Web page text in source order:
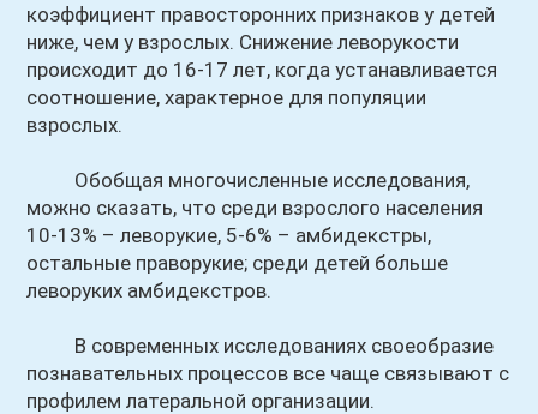
коэффициент правосторонних признаков у детей
ниже, чем у взрослых. Снижение леворукости
происходит до 16-17 лет, когда устанавливается
соотношение, характерное для популяции
взрослых.
Обобщая многочисленные исследования,
можно сказать, что среди взрослого населения
10-13% – леворукие, 5-6% – амбидекстры,
остальные праворукие; среди детей больше
леворуких амбидекстров.
В современных исследованиях своеобразие
познавательных процессов все чаще связывают с
профилем латеральной организации.